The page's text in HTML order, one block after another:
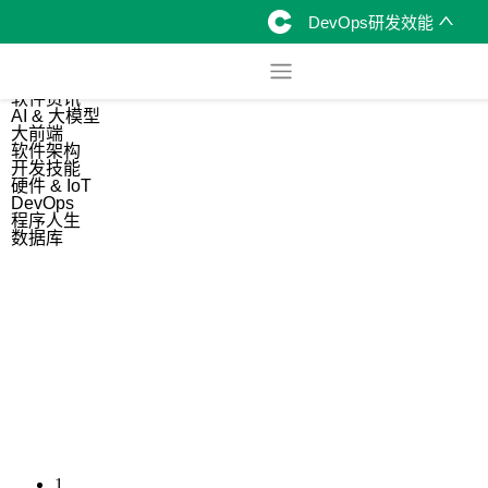
DevOps研发效能
软件资讯
AI & 大模型
大前端
软件架构
开发技能
硬件 & IoT
DevOps
程序人生
数据库
1